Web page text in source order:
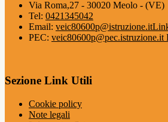
Via Roma,27 - 30020 Meolo - (VE)
Tel: 0421345042
Email: veic80600p@istruzione.it
PEC: veic80600p@pec.istruzione.it
Sezione Link Utili
Cookie policy
Note legali